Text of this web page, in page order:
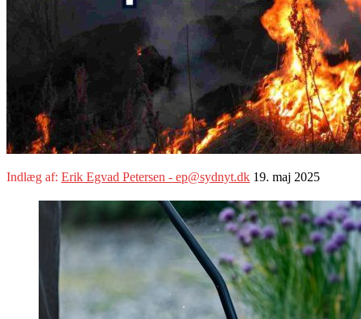
Indlæg af: Erik Egvad Petersen - ep@sydnyt.dk 19. maj 2025